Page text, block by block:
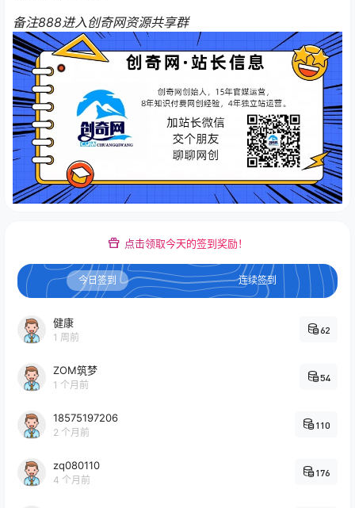
备注888进入创奇网资源共享群
点击领取今天的签到奖励！
今日签到 连续签到
健康
1 周前
62
ZOM筑梦
1 个月前
54
18575197206
2 个月前
110
zq080110
4 个月前
176